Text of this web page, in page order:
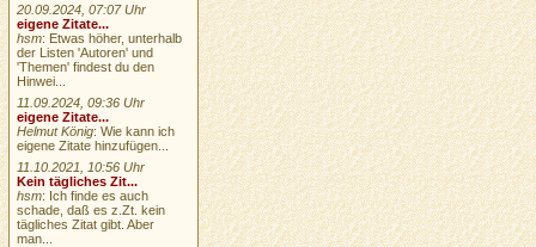
20.09.2024, 07:07 Uhr
eigene Zitate...
hsm: Etwas höher, unterhalb
der Listen 'Autoren' und
'Themen' findest du den
Hinwei...
11.09.2024, 09:36 Uhr
eigene Zitate...
Helmut König: Wie kann ich
eigene Zitate hinzufügen...
11.10.2021, 10:56 Uhr
Kein tägliches Zit...
hsm: Ich finde es auch
schade, daß es z.Zt. kein
tägliches Zitat gibt. Aber
man...